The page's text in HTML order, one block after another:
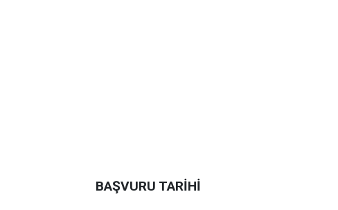
BAŞVURU TARİHİ